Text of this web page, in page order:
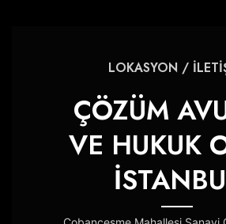
LOKASYON /
ÇÖZÜM
VE HUKUK